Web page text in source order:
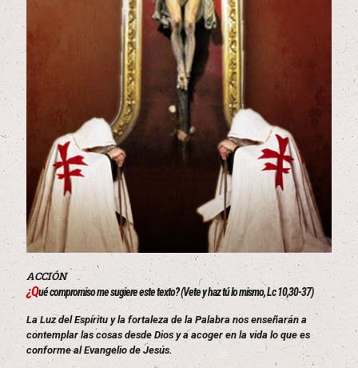
ACCIÓN
¿Qué compromiso me sugiere este texto? (Vete y haz tú lo mismo, Lc 10,30-37)
La Luz del Espíritu y la fortaleza de la Palabra nos enseñarán a
contemplar las cosas desde Dios y a acoger en la vida lo que es
conforme al Evangelio de Jesús.